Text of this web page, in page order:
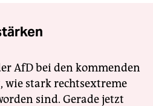
AfD bei den kommenden
wie stark rechtsextreme
sind. Gerade jetzt